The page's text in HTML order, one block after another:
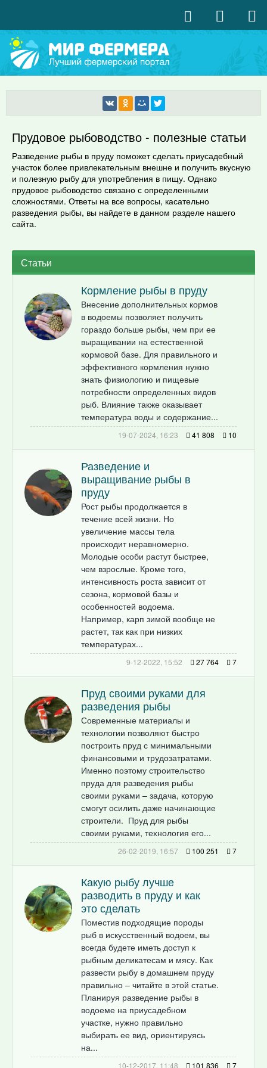
Прудовое рыбоводство - полезные статьи
Разведение рыбы в пруду поможет сделать приусадебный
участок более привлекательным внешне и получить вкусную
и полезную рыбу для употребления в пищу. Однако
прудовое рыбоводство связано с определенными
сложностями. Ответы на все вопросы, касательно
разведения рыбы, вы найдете в данном разделе нашего
сайта.
Статьи
Кормление рыбы в пруду
Внесение дополнительных кормов
в водоемы позволяет получить
гораздо больше рыбы, чем при ее
выращивании на естественной
кормовой базе. Для правильного и
эффективного кормления нужно
знать физиологию и пищевые
потребности определенных видов
рыб. Влияние также оказывает
температура воды и содержание...
19-07-2024, 16:23 41 808 10
Разведение и
выращивание рыбы в
пруду
Рост рыбы продолжается в
течение всей жизни. Но
увеличение массы тела
происходит неравномерно.
Молодые особи растут быстрее,
чем взрослые. Кроме того,
интенсивность роста зависит от
сезона, кормовой базы и
особенностей водоема.
Например, карп зимой вообще не
растет, так как при низких
температурах...
9-12-2022, 15:52 27 764 7
Пруд своими руками для
разведения рыбы
Современные материалы и
технологии позволяют быстро
построить пруд с минимальными
финансовыми и трудозатратами.
Именно поэтому строительство
пруда для разведения рыбы
своими руками – задача, которую
смогут осилить даже начинающие
строители. Пруд для рыбы
своими руками, технология его...
26-02-2019, 16:57 100 251 7
Какую рыбу лучше
разводить в пруду и как
это сделать
Поместив подходящие породы
рыб в искусственный водоем, вы
всегда будете иметь доступ к
рыбным деликатесам и мясу. Как
развести рыбу в домашнем пруду
правильно – читайте в этой статье.
Планируя разведение рыбы в
водоеме на приусадебном
участке, нужно правильно
выбирать ее вид, ориентируясь
на...
10-12-2017, 11:48 101 836 7